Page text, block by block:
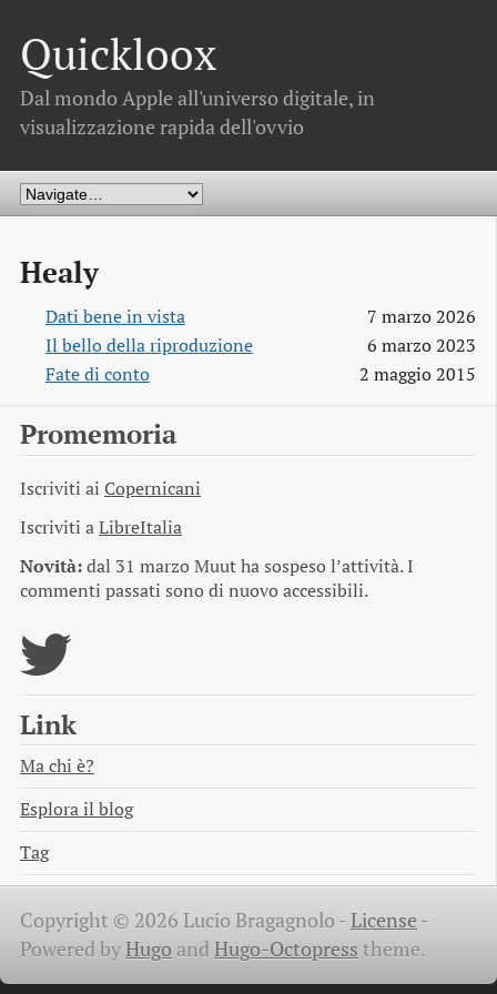
Quickloox
Dal mondo Apple all'universo digitale, in
visualizzazione rapida dell'ovvio
Healy
Dati bene in vista
7 marzo 2026
Il bello della riproduzione
6 marzo 2023
Fate di conto
2 maggio 2015
Promemoria
Iscriviti ai Copernicani
Iscriviti aLibreItalia
Novità:dal 31 marzo Muut ha sospeso l’attività. I
commenti passati sono di nuovo accessibili.
Link
Ma chi è?
Esplora il blog
Tag
Copyright © 2026 Lucio Bragagnolo -License -
Powered byHugo and Hugo-Octopress theme.